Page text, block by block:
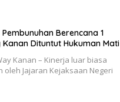
Berencana 1
Dituntut Hukuman Mati
Kanan – Kinerja luar biasa
oleh Jajaran Kejaksaan Negeri